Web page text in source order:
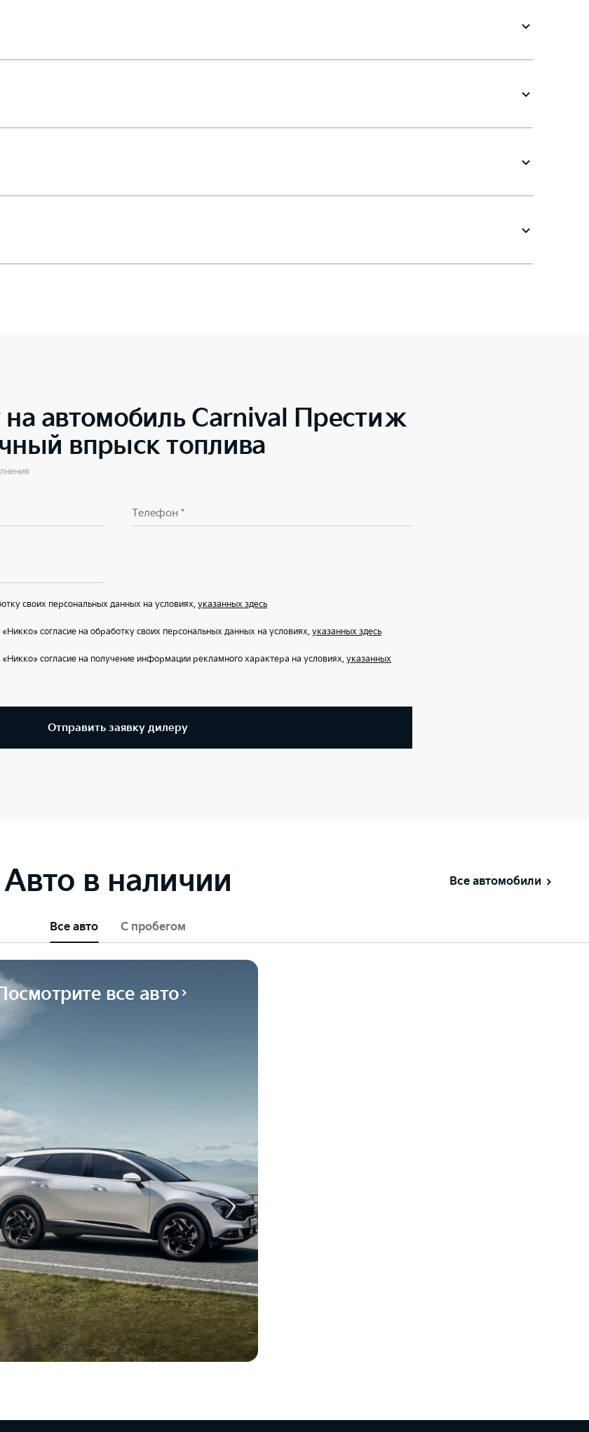
автомобиль Carnival Престиж
впрыск топлива
Телефон *
своих персональных данных на условиях, указанных здесь
согласие на обработку своих персональных данных на условиях,указанных здесь
согласие на получение информации рекламного характера на условиях, указанных
Отправить заявку дилеру
Авто в наличии Все автомобили
Все авто С пробегом
все авто